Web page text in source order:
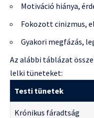
Motiváció hiánya,
Fokozott cinizmus,
Gyakori megfázás,
Az alábbi táblázat
lelki tüneteket:
Testi tünetek
Krónikus fáradtság